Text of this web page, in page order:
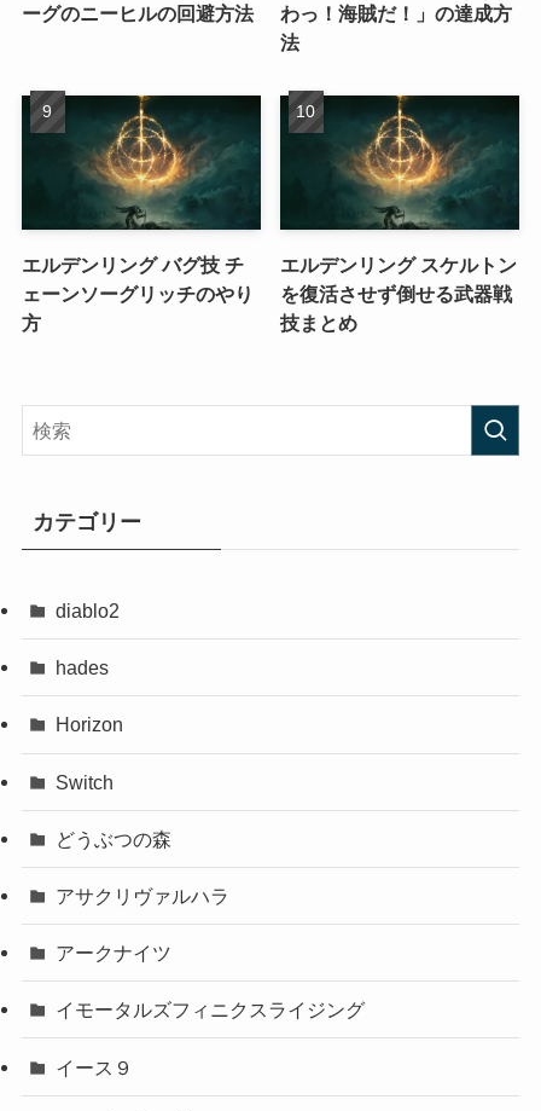
ーグのニーヒルの回避方法
わっ！海賊だ！」の達成方
法
エルデンリング バグ技 チ
ェーンソーグリッチのやり
方
エルデンリング スケルトン
を復活させず倒せる武器戦
技まとめ
カテゴリー
diablo2
hades
Horizon
Switch
どうぶつの森
アサクリヴァルハラ
アークナイツ
イモータルズフィニクスライジング
イース９